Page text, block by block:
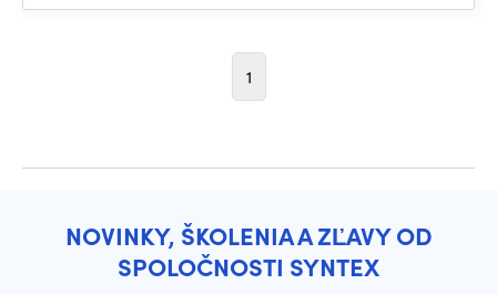
1
NOVINKY, ŠKOLENIA A ZĽAVY OD
SPOLOČNOSTI SYNTEX